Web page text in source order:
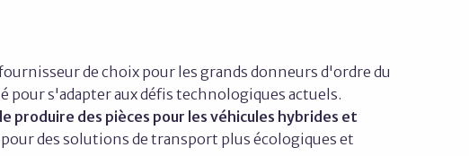
de choix pour les grands donneurs d'ordre du
s'adapter aux défis technologiques actuels.
produire des pièces pour les véhicules hybrides et
des solutions de transport plus écologiques et